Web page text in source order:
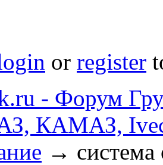
or register
- Форум
КАМАЗ,
→